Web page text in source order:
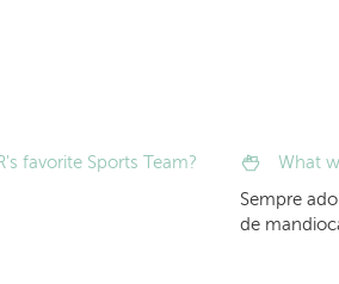
favorite Sports Team?
What
Sempre
de